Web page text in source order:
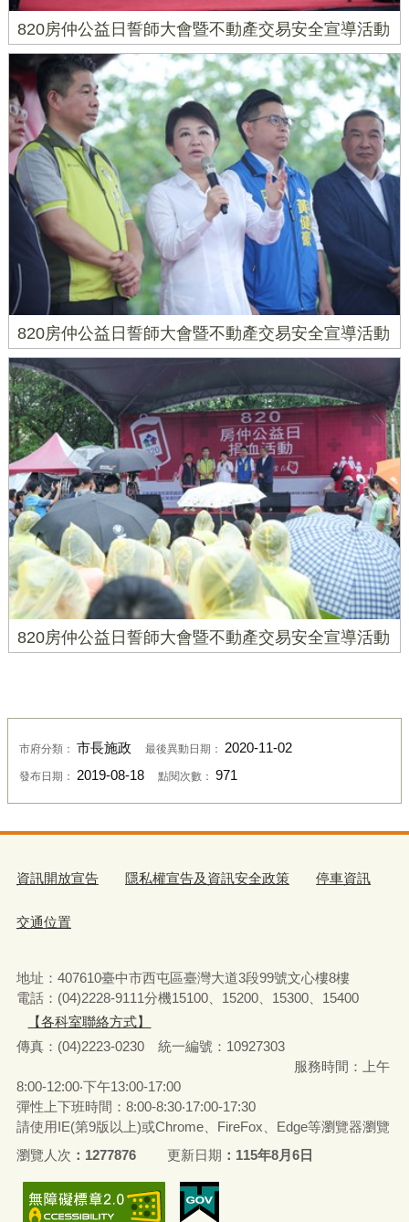
820房仲公益日誓師大會暨不動產交易安全宣導活動
820房仲公益日誓師大會暨不動產交易安全宣導活動
820房仲公益日誓師大會暨不動產交易安全宣導活動
市府分類： 市長施政 最後異動日期： 2020-11-02
發布日期： 2019-08-18 點閱次數： 971
資訊開放宣告 隱私權宣告及資訊安全政策 停車資訊
交通位置
地址：407610臺中市西屯區臺灣大道3段99號文心樓8樓
電話：(04)2228-9111分機15100、15200、15300、15400
【各科室聯絡方式】
傳真：(04)2223-0230 統一編號 ： 10927303
服務時間：上午
8:00-12:00‧下午13:00-17:00
彈性上下班時間：8:00-8:30‧17:00-17:30
請使用IE(第9版以上)或Chrome、FireFox、Edge等瀏覽器瀏覽
瀏覽人次
1277876 更新日期 115年8月6日